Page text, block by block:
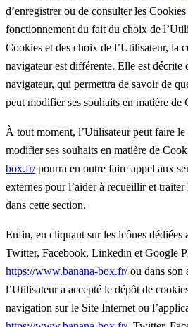
d’enregistrer ou de consulter les Cookies
fonctionnement du fait du choix de
Cookies et des choix de l’Utilisateur, la
navigateur est différente. Elle est décrite
navigateur, qui permettra de savoir de
peut modifier ses souhaits en matière de
À tout moment, l’Utilisateur peut faire
modifier ses souhaits en matière de
box.fr/pourra en outre faire appel aux
externes pour l’aider à recueillir et
dans cette section.
Enfin, en cliquant sur les icônes dédiées
Twitter, Facebook, Linkedin et Google
https://www.banana-box.fr/ou dans son
l’Utilisateur a accepté le dépôt de
navigation sur le Site Internet ou